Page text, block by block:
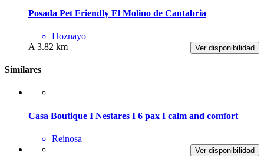
Posada Pet Friendly El Molino de Cantabria
Hoznayo
Ver disponibilidad
A 3.82 km
Similares
Casa Boutique I Nestares I 6 pax I calm and comfort
Reinosa
Ver disponibilidad